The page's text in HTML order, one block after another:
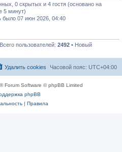
0 скрытых и 4 гостя (основано на
5 минут)
было 07 июн 2026, 04:40
пользователей: 2492 • Новый
Часовой пояс: UTC+04:00
Удалить cookies
® Forum Software © phpBB Limited
phpBB
| Правила